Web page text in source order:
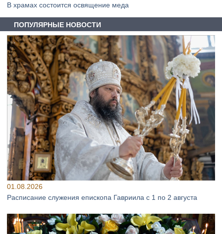
В храмах состоится освящение меда
ПОПУЛЯРНЫЕ НОВОСТИ
01.08.2026
Расписание служения епископа Гавриила с 1 по 2 августа